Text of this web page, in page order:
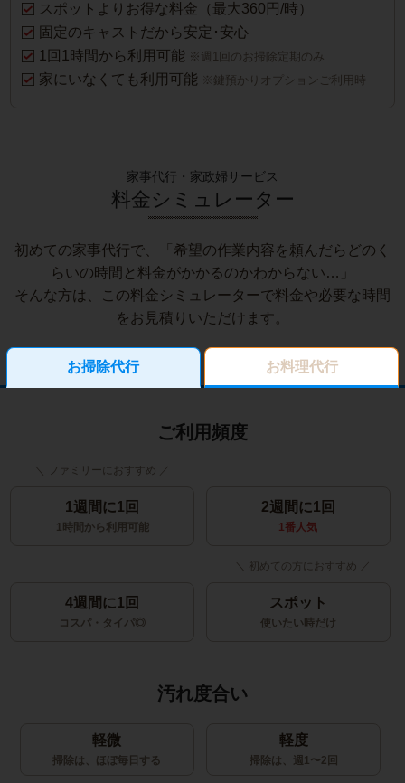
スポットよりお得な料金（最大360円/時）
固定のキャストだから安定･安心
1回1時間から利用可能 ※週1回のお掃除定期のみ
家にいなくても利用可能 ※鍵預かりオプションご利用時
家事代行・家政婦サービス
料金シミュレーター
初めての家事代行で、「希望の作業内容を頼んだらどのく
らいの時間と料金がかかるのかわからない…」
そんな方は、この料金シミュレーターで料金や必要な時間
をお見積りいただけます。
お掃除代行 お料理代行
ご利用頻度
1週間に1回
1時間から利用可能
2週間に1回
1番人気
4週間に1回
コスパ・タイパ◎
スポット
使いたい時だけ
汚れ度合い
軽微
掃除は、ほぼ毎日する
軽度
掃除は、週1〜2回